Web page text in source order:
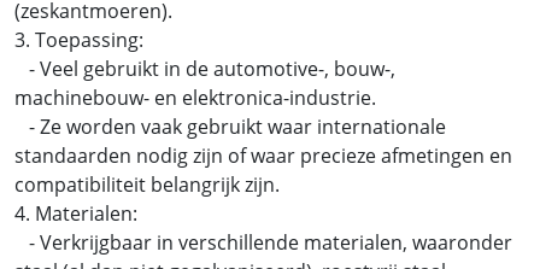
(zeskantmoeren).
3. Toepassing:
- Veel gebruikt in de automotive-, bouw-,
machinebouw- en elektronica-industrie.
- Ze worden vaak gebruikt waar internationale
standaarden nodig zijn of waar precieze afmetingen en
compatibiliteit belangrijk zijn.
4. Materialen:
- Verkrijgbaar in verschillende materialen, waaronder